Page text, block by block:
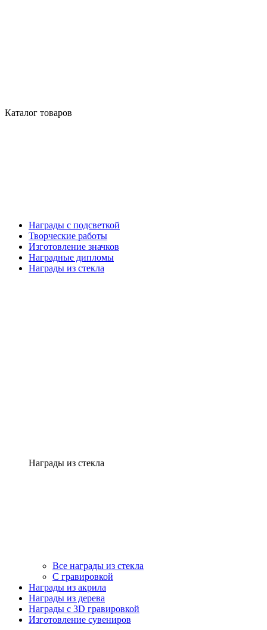
Каталог товаров
Награды с подсветкой
Творческие работы
Изготовление значков
Наградные дипломы
Награды из стекла
Награды из стекла
Все награды из стекла
С гравировкой
Награды из акрила
Награды из дерева
Награды с 3D гравировкой
Изготовление сувениров